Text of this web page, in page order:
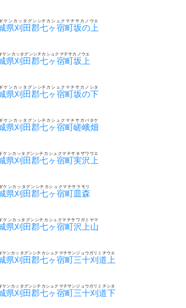
県刈田郡七ヶ宿町坂の上
ケンカッタグンシチカシュクマチサカノウエ
県刈田郡七ヶ宿町坂上
ケンカッタグンシチカシュクマチサカノウエ
県刈田郡七ヶ宿町坂の下
ケンカッタグンシチカシュクマチサカノシタ
県刈田郡七ヶ宿町嵯峨畑
ケンカッタグンシチカシュクマチサガバタケ
県刈田郡七ヶ宿町実沢上
ケンカッタグンシチカシュクマチサネザワウエ
県刈田郡七ヶ宿町皿森
ケンカッタグンシチカシュクマチサラモリ
県刈田郡七ヶ宿町沢上山
ケンカッタグンシチカシュクマチサワガミヤマ
県刈田郡七ヶ宿町三十刈道上
ケンカッタグンシチカシュクマチサンジュウガリミチウエ
県刈田郡七ヶ宿町三十刈道下
ケンカッタグンシチカシュクマチサンジュウガリミチシタ